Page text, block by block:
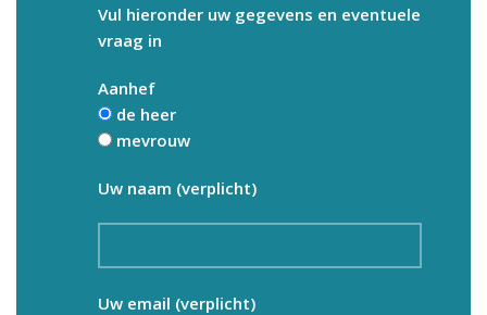
Vul hieronder uw gegevens en eventuele
vraag in
Aanhef
de heer
mevrouw
Uw naam (verplicht)
Uw email (verplicht)